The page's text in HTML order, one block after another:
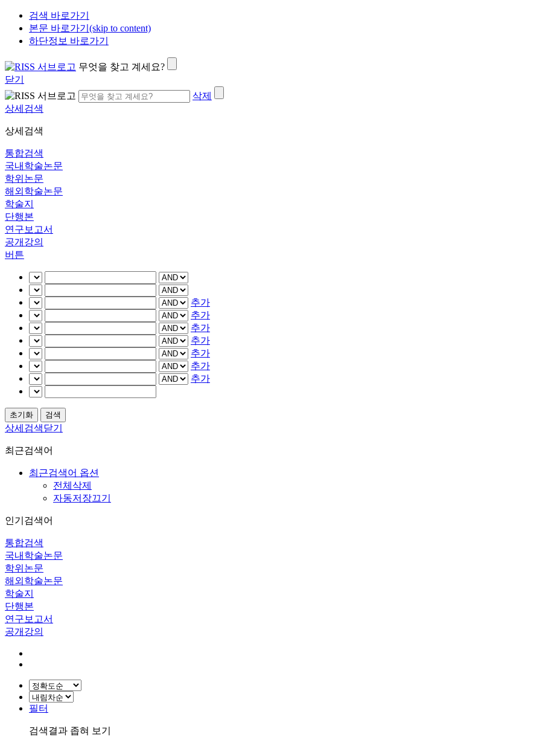
검색 바로가기
본문 바로가기(skip to content)
하단정보 바로가기
무엇을 찾고 계세요?
닫기
삭제
상세검색
상세검색
통합검색
국내학술논문
학위논문
해외학술논문
학술지
단행본
연구보고서
공개강의
버튼
추가
추가
추가
추가
추가
추가
추가
상세검색닫기
최근검색어
최근검색어 옵션
전체삭제
자동저장끄기
인기검색어
통합검색
국내학술논문
학위논문
해외학술논문
학술지
단행본
연구보고서
공개강의
필터
검색결과 좁혀 보기